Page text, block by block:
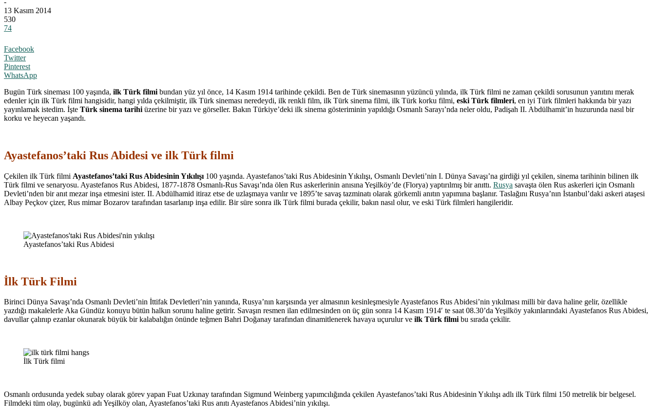
13 Kasım 2014
530
74
Facebook
Twitter
Pinterest
WhatsApp
Bugün Türk sineması 100 yaşında, ilk Türk filmi bundan yüz yıl önce, 14 Kasım 1914 tarihinde çekildi. Ben de Türk sinemasının yüzüncü yılında, ilk Türk filmi ne zaman çekildi sorusunun yanıtını merak
edenler için ilk Türk filmi hangisidir, hangi yılda çekilmiştir, ilk Türk sineması neredeydi, ilk renkli film, ilk Türk sinema filmi, ilk Türk korku filmi, eski Türk filmleri, en iyi Türk filmleri hakkında bir yazı
yayınlamak istedim. İşte Türk sinema tarihi üzerine bir yazı ve görseller. Bakın Türkiye’deki ilk sinema gösteriminin yapıldığı Osmanlı Sarayı’nda neler oldu, Padişah II. Abdülhamit’in huzurunda nasıl bir
korku ve heyecan yaşandı.
Ayastefanos’taki Rus Abidesi ve ilk Türk filmi
Çekilen ilk Türk filmi Ayastefanos’taki Rus Abidesinin Yıkılışı 100 yaşında. Ayastefanos’taki Rus Abidesinin Yıkılışı, Osmanlı Devleti’nin I. Dünya Savaşı’na girdiği yıl çekilen, sinema tarihinin bilinen ilk
Türk filmi ve senaryosu. Ayastefanos Rus Abidesi, 1877-1878 Osmanlı-Rus Savaşı’nda ölen Rus askerlerinin anısına Yeşilköy’de (Florya) yaptırılmış bir anıttı. Rusya savaşta ölen Rus askerleri için Osmanlı
Devleti’nden bir anıt mezar inşa etmesini ister. II. Abdülhamid itiraz etse de uzlaşmaya varılır ve 1895’te savaş tazminatı olarak görkemli anıtın yapımına başlanır. Taslağını Rusya’nın İstanbul’daki askeri ataşesi
Albay Peçkov çizer, Rus mimar Bozarov tarafından tasarlanıp inşa edilir. Bir süre sonra ilk Türk filmi burada çekilir, bakın nasıl olur, ve eski Türk filmleri hangileridir.
Ayastefanos’taki Rus Abidesi
İlk Türk Filmi
Birinci Dünya Savaşı’nda Osmanlı Devleti’nin İttifak Devletleri’nin yanında, Rusya’nın karşısında yer almasının kesinleşmesiyle Ayastefanos Rus Abidesi’nin yıkılması milli bir dava haline gelir, özellikle
yazdığı makalelerle Aka Gündüz konuyu bütün halkın sorunu haline getirir. Savaşın resmen ilan edilmesinden on üç gün sonra 14 Kasım 1914′ te saat 08.30’da Yeşilköy yakınlarındaki Ayastefanos Rus Abidesi,
davullar çalınıp ezanlar okunarak büyük bir kalabalığın önünde teğmen Bahri Doğanay tarafından dinamitlenerek havaya uçurulur ve ilk Türk filmibu sırada çekilir.
İlk Türk filmi
Osmanlı ordusunda yedek subay olarak görev yapan Fuat Uzkınay tarafından Sigmund Weinberg yapımcılığında çekilen Ayastefanos’taki Rus Abidesinin Yıkılışı adlı ilk Türk filmi 150 metrelik bir belgesel.
Filmdeki tüm olay, bugünkü adı Yeşilköy olan, Ayastefanos’taki Rus anıtı Ayastefanos Abidesi’nin yıkılışı.